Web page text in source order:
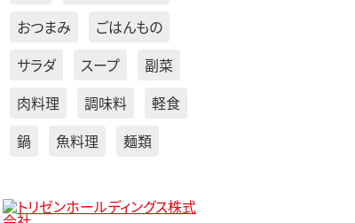
おつまみ
ごはんもの
サラダ
スープ
副菜
肉料理
調味料
軽食
鍋
魚料理 麺類